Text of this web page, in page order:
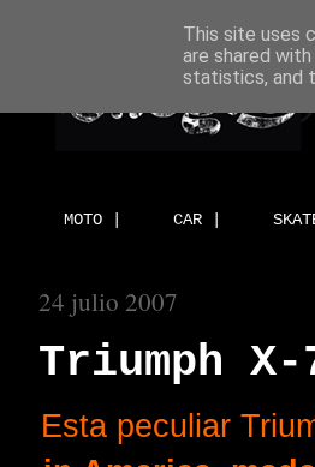
MOTO | CAR |
24 julio 2007
Triumph
Esta peculiar
This site uses
are shared
statistics, and